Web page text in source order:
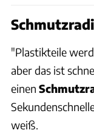
"Plastikteile
aber das ist
einen
weiß.